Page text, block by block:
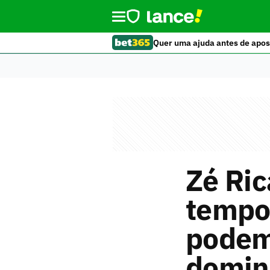
Quer uma ajuda antes de
Zé